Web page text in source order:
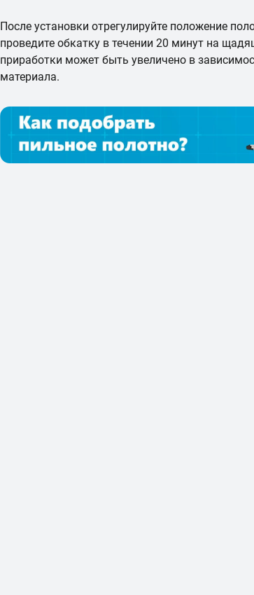
После установки отрегулируйте положение
проведите обкатку в течении 20 минут на
приработки может быть увеличено в
материала.